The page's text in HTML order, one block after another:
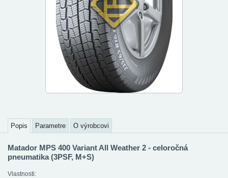
Popis Parametre O výrobcovi
Matador MPS 400 Variant All Weather 2 - celoročná
pneumatika (3PSF, M+S)
Vlastnosti: